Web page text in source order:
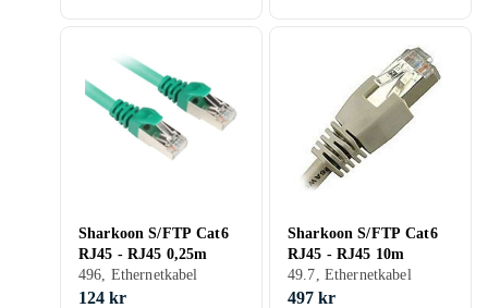
Sharkoon S/FTP Cat6
RJ45 - RJ45 0,25m
496, Ethernetkabel
124 kr
Sharkoon S/FTP Cat6
RJ45 - RJ45 10m
49.7, Ethernetkabel
497 kr